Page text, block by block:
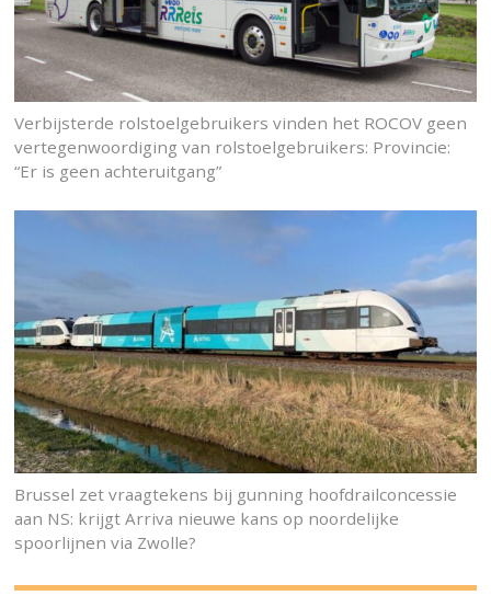
Verbijsterde rolstoelgebruikers vinden het ROCOV geen
vertegenwoordiging van rolstoelgebruikers: Provincie:
“Er is geen achteruitgang”
Brussel zet vraagtekens bij gunning hoofdrailconcessie
aan NS: krijgt Arriva nieuwe kans op noordelijke
spoorlijnen via Zwolle?